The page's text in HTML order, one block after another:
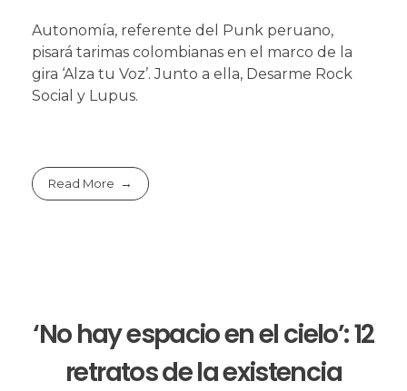
Autonomía, referente del Punk peruano,
pisará tarimas colombianas en el marco de la
gira ‘Alza tu Voz’. Junto a ella, Desarme Rock
Social y Lupus.
Read More
‘No hay espacio en el cielo’: 12
retratos de la existencia